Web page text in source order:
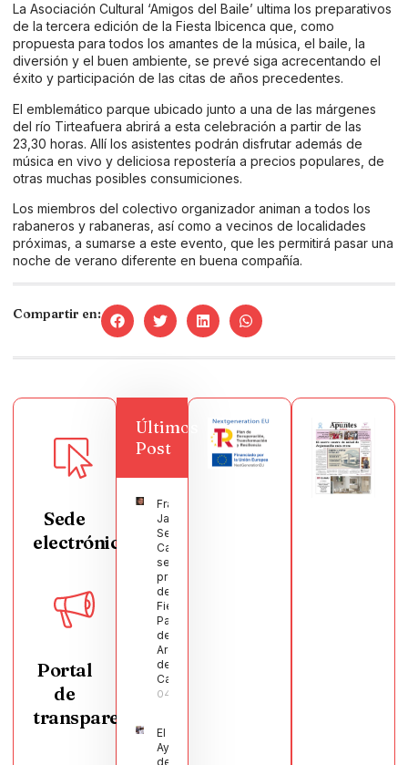
La Asociación Cultural ‘Amigos del Baile’ ultima los preparativos
de la tercera edición de la Fiesta Ibicenca que, como
propuesta para todos los amantes de la música, el baile, la
diversión y el buen ambiente, se prevé siga acrecentando el
éxito y participación de las citas de años precedentes.
El emblemático parque ubicado junto a una de las márgenes
del río Tirteafuera abrirá a esta celebración a partir de las
23,30 horas. Allí los asistentes podrán disfrutar además de
música en vivo y deliciosa repostería a precios populares, de
otras muchas posibles consumiciones.
Los miembros del colectivo organizador animan a todos los
rabaneros y rabaneras, así como a vecinos de localidades
próximas, a sumarse a este evento, que les permitirá pasar una
noche de verano diferente en buena compañía.
Compartir en:
Sede
electrónica
Portal
de
transparencia
Últimos
Post
Francisco
Javier
Segura
Castellanos
será el
pregonero
de las
Fiestas
Patronales
de
Argamasilla
de
Calatrava
04/08/2026
El
Ayuntamiento
de